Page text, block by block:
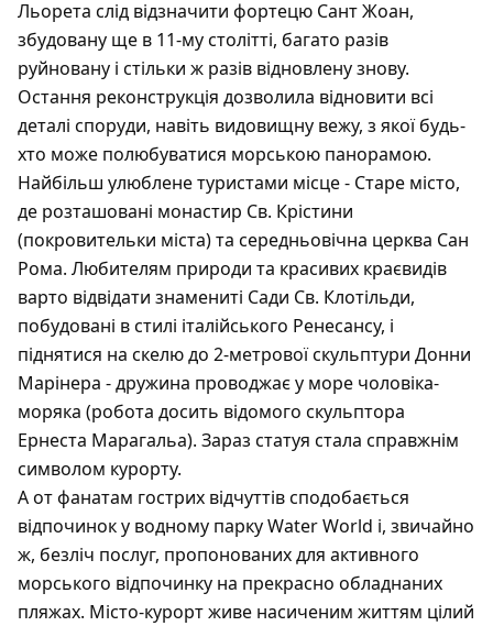
Льорета слід відзначити фортецю Сант Жоан,
збудовану ще в 11-му столітті, багато разів
руйновану і стільки ж разів відновлену знову.
Остання реконструкція дозволила відновити всі
деталі споруди, навіть видовищну вежу, з якої будь-
хто може полюбуватися морською панорамою.
Найбільш улюблене туристами місце - Старе місто,
де розташовані монастир Св. Крістини
(покровительки міста) та середньовічна церква Сан
Рома. Любителям природи та красивих краєвидів
варто відвідати знамениті Сади Св. Клотільди,
побудовані в стилі італійського Ренесансу, і
піднятися на скелю до 2-метрової скульптури Донни
Марінера - дружина проводжає у море чоловіка-
моряка (робота досить відомого скульптора
Ернеста Марагальа). Зараз статуя стала справжнім
символом курорту.
А от фанатам гострих відчуттів сподобається
відпочинок у водному парку Water World і, звичайно
ж, безліч послуг, пропонованих для активного
морського відпочинку на прекрасно обладнаних
пляжах. Місто-курорт живе насиченим життям цілий